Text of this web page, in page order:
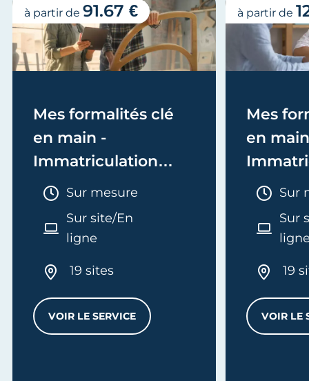
Mes formalités clé
en main -
Immatriculation
(EI/Micro-entreprise
ou réel)
Durée :
Sur mesure
Sur site/En
ligne
19 sites
VOIR LE SERVICEMES FORMALITÉS CLÉ EN MAIN -
à partir de 91.67 €
Mes
en
Sur
Sur
19
VOIR LE
à partir de